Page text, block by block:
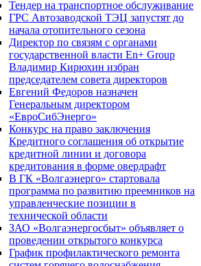
Тендер на транспортное обслуживание
ГРС Автозаводской ТЭЦ запустят до
начала отопительного сезона
Директор по связям с органами
государственной власти En+ Group
Владимир Кирюхин избран
председателем совета директоров
Евгений Федоров назначен
Генеральным директором
«ЕвроСибЭнерго»
Конкурс на право заключения
Кредитного соглашения об открытие
кредитной линии и договора
кредитования в форме овердрафт
В ГК «Волгаэнерго» стартовала
программа по развитию преемников на
управленческие позиции в
технической области
ЗАО «Волгаэнергосбыт» объявляет о
проведении открытого конкурса
График профилактического ремонта